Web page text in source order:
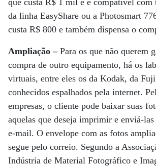
que custa R$ 1 mil e é compatível com
da linha EasyShare ou a Photosmart
custa R$ 800 e também dispensa o
Ampliação – Para os que não querem
compra de outro equipamento, há os
virtuais, entre eles os da Kodak, da
conhecidos espalhados pela internet.
empresas, o cliente pode baixar suas
aquelas que deseja imprimir e enviá-
e-mail. O envelope com as fotos
segue pelo correio. Segundo a
Indústria de Material Fotográfico e